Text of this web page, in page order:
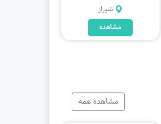
شیراز
مشاهده
مشاهده همه